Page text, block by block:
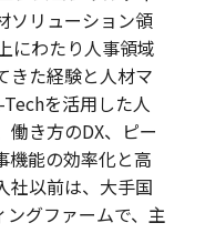
ソリューション領
にわたり人事領域
きた経験と人材マ
を活用した人
働き方のDX、ピー
機能の効率化と高
社以前は、大手国
グファームで、主